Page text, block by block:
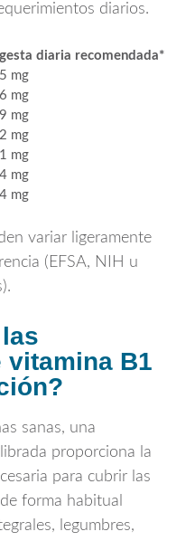
diarios.
diaria recomendada*
mg
mg
mg
mg
mg
mg
mg
variar ligeramente
(EFSA, NIH u
vitamina B1
sanas, una
proporciona la
para cubrir las
forma habitual
legumbres,